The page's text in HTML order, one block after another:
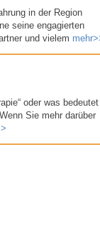
in der Region
seine engagierten
und vielem
oder was bedeutet
Sie mehr darüber